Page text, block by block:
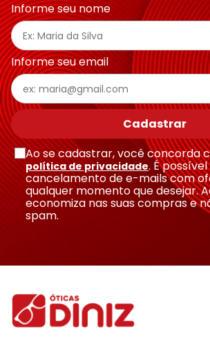
Informe seu nome
Informe seu email
Cadastrar
Ao se cadastrar, você concorda
política de privacidade. É
cancelamento de e-mails com
qualquer momento que desejar.
economiza nas suas compras e
spam.